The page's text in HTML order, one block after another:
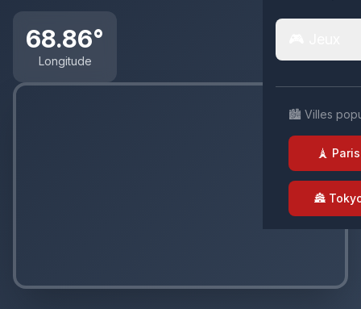
🏙️ Villes
🗼 Paris
🏯
68.86°
Longitude